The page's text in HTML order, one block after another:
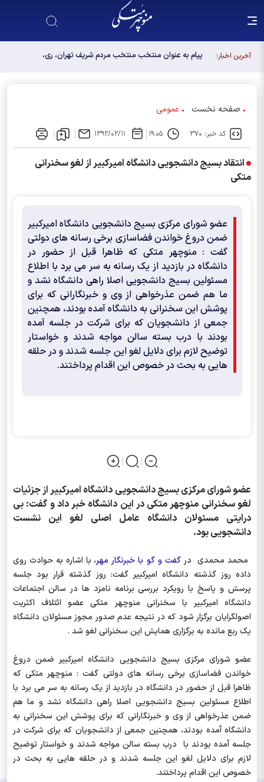
آخرین اخبار:
پیام به عنوان منتخب منتخب مردم شریف تهران، ری،
صفحه نخست عمومی
کد خبر: ۳۷۰ ۱۹:۰۵ ۱۳۹۲/۰۲/۱۱
انتقاد بسیج دانشجویی دانشگاه امیرکبیر از لغو سخنرانی
متکی
عضو شورای مرکزی بسیج دانشجویی دانشگاه امیرکبیر
ضمن دروغ خواندن فضاسازی برخی رسانه های دولتی
گفت : منوچهر متکی که ظاهرا قبل از حضور در
دانشگاه در بازدید از یک رسانه به سر می برد با اطلاع
مسئولین بسیج دانشجویی اصلا راهی دانشگاه نشد و
ما هم ضمن عذرخواهی از وی و خبرنگارانی که برای
پوشش این سخنرانی به دانشگاه آمده بودند، همچنین
جمعی از دانشجویان که برای شرکت در جلسه آمده
بودند با درب بسته سالن مواجه شدند و خواستار
توضیح لازم برای دلایل لغو این جلسه شدند و در حلقه
هایی به بحث در خصوص این اقدام پرداختند.
عضو شورای مرکزی بسیج دانشجویی دانشگاه امیرکبیر از جزئیات
لغو سخنرانی منوچهر متکی در این دانشگاه خبر داد و گفت: بی
درایتی مسئولان دانشگاه عامل اصلی لغو این نشست
دانشجویی بود.
محمد محمدی درگفت و گو با خبرنگار مهر، با اشاره به حوادث روی
داده روز گذشته دانشگاه امیرکبیر گفت: روز گذشته قرار بود جلسه
پرسش و پاسخ با رویکرد بررسی برنامه نامزد ها در سالن اجتماعات
دانشگاه امیرکبیر با سخنرانی منوچهر متکی عضو ائتلاف اکثریت
اصولگرایان برگزار شود که در نتیجه عدم صدور مجوز مسئولان دانشگاه
یک ربع مانده به برگزاری همایش این سخنرانی لغو شد .
عضو شورای مرکزی بسیج دانشجویی دانشگاه امیرکبیر ضمن دروغ
خواندن فضاسازی برخی رسانه های دولتی گفت : منوچهر متکی که
ظاهرا قبل از حضور در دانشگاه در بازدید از یک رسانه به سر می برد با
اطلاع مسئولین بسیج دانشجویی اصلا راهی دانشگاه نشد و ما هم
ضمن عذرخواهی از وی و خبرنگارانی که برای پوشش این سخنرانی به
دانشگاه آمده بودند، همچنین جمعی از دانشجویان که برای شرکت در
جلسه آمده بودند با درب بسته سالن مواجه شدند و خواستار توضیح
لازم برای دلایل لغو این جلسه شدند و در حلقه هایی به بحث در
خصوص این اقدام پرداختند.